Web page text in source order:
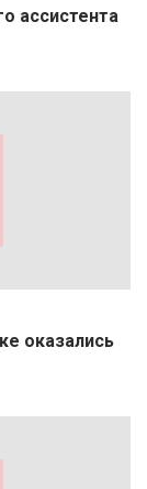
ассистента
оказались